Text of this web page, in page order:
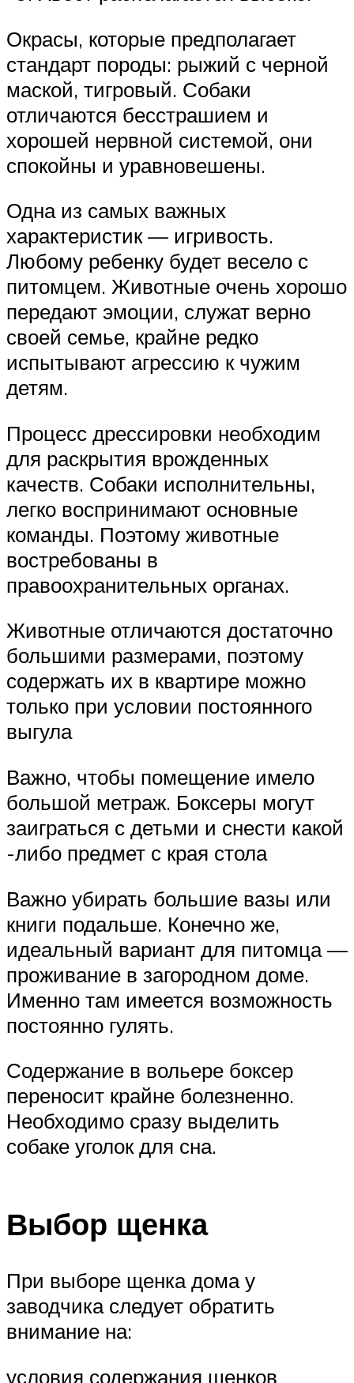
Окрасы, которые предполагает
стандарт породы: рыжий с черной
маской, тигровый. Собаки
отличаются бесстрашием и
хорошей нервной системой, они
спокойны и уравновешены.
Одна из самых важных
характеристик — игривость.
Любому ребенку будет весело с
питомцем. Животные очень хорошо
передают эмоции, служат верно
своей семье, крайне редко
испытывают агрессию к чужим
детям.
Процесс дрессировки необходим
для раскрытия врожденных
качеств. Собаки исполнительны,
легко воспринимают основные
команды. Поэтому животные
востребованы в
правоохранительных органах.
Животные отличаются достаточно
большими размерами, поэтому
содержать их в квартире можно
только при условии постоянного
выгула
Важно, чтобы помещение имело
большой метраж. Боксеры могут
заиграться с детьми и снести какой
-либо предмет с края стола
Важно убирать большие вазы или
книги подальше. Конечно же,
идеальный вариант для питомца —
проживание в загородном доме.
Именно там имеется возможность
постоянно гулять.
Содержание в вольере боксер
переносит крайне болезненно.
Необходимо сразу выделить
собаке уголок для сна.
Выбор щенка
При выборе щенка дома у
заводчика следует обратить
внимание на:
условия содержания щенков